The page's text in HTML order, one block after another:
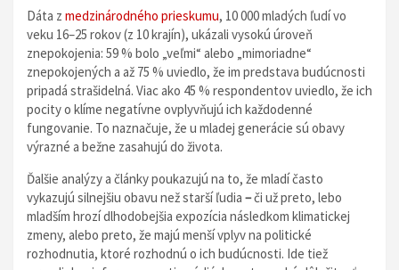
Dáta z medzinárodného prieskumu, 10 000 mladých ľudí vo
veku 16–25 rokov (z 10 krajín), ukázali vysokú úroveň
znepokojenia: 59 % bolo „veľmi“ alebo „mimoriadne“
znepokojených a až 75 % uviedlo, že im predstava budúcnosti
pripadá strašidelná. Viac ako 45 % respondentov uviedlo, že ich
pocity o klíme negatívne ovplyvňujú ich každodenné
fungovanie. To naznačuje, že u mladej generácie sú obavy
výrazné a bežne zasahujú do života.
Ďalšie analýzy a články poukazujú na to, že mladí často
vykazujú silnejšiu obavu než starší ľudia –či už preto, lebo
mladším hrozí dlhodobejšia expozícia následkom klimatickej
zmeny, alebo preto, že majú menší vplyv na politické
rozhodnutia, ktoré rozhodnú o ich budúcnosti. Ide tiež